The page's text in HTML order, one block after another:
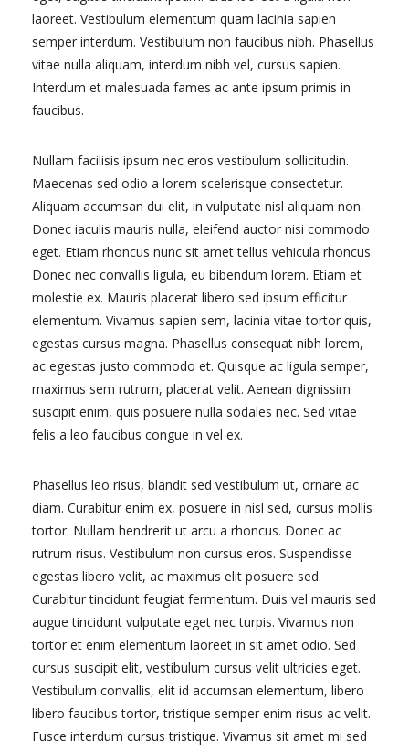
laoreet. Vestibulum elementum quam lacinia sapien
semper interdum. Vestibulum non faucibus nibh. Phasellus
vitae nulla aliquam, interdum nibh vel, cursus sapien.
Interdum et malesuada fames ac ante ipsum primis in
faucibus.
Nullam facilisis ipsum nec eros vestibulum sollicitudin.
Maecenas sed odio a lorem scelerisque consectetur.
Aliquam accumsan dui elit, in vulputate nisl aliquam non.
Donec iaculis mauris nulla, eleifend auctor nisi commodo
eget. Etiam rhoncus nunc sit amet tellus vehicula rhoncus.
Donec nec convallis ligula, eu bibendum lorem. Etiam et
molestie ex. Mauris placerat libero sed ipsum efficitur
elementum. Vivamus sapien sem, lacinia vitae tortor quis,
egestas cursus magna. Phasellus consequat nibh lorem,
ac egestas justo commodo et. Quisque ac ligula semper,
maximus sem rutrum, placerat velit. Aenean dignissim
suscipit enim, quis posuere nulla sodales nec. Sed vitae
felis a leo faucibus congue in vel ex.
Phasellus leo risus, blandit sed vestibulum ut, ornare ac
diam. Curabitur enim ex, posuere in nisl sed, cursus mollis
tortor. Nullam hendrerit ut arcu a rhoncus. Donec ac
rutrum risus. Vestibulum non cursus eros. Suspendisse
egestas libero velit, ac maximus elit posuere sed.
Curabitur tincidunt feugiat fermentum. Duis vel mauris sed
augue tincidunt vulputate eget nec turpis. Vivamus non
tortor et enim elementum laoreet in sit amet odio. Sed
cursus suscipit elit, vestibulum cursus velit ultricies eget.
Vestibulum convallis, elit id accumsan elementum, libero
libero faucibus tortor, tristique semper enim risus ac velit.
Fusce interdum cursus tristique. Vivamus sit amet mi sed